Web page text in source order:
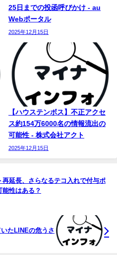
25日までの投函呼びかけ - au
Webポータル
2025年12月15日
【ハウステンボス】不正アクセ
ス約154万6000名の情報流出の
可能性 - 株式会社アクト
2025年12月15日
再延長、さらなるテコ入れで付与ポ
能性はある？
たLINEの危うさ